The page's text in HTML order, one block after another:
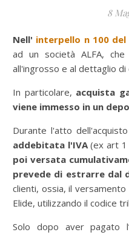
8
Nell' interpello n 100 del
ad un società ALFA,
all'ingrosso e al dettaglio di
In particolare, acquista
viene immesso in un
Durante l'atto
addebitata l'IVA(ex art
poi versata
prevede di estrarre dal
clienti, ossia, il
Elide, utilizzando il codice
Solo dopo aver pagato